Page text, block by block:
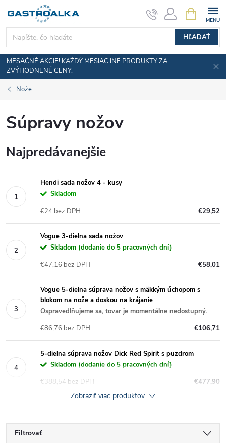
obsah
HĽADAŤ
KOŠÍK
MESAČNÉ AKCIE! KAŽDÝ MESIAC INÉ PRODUKTY ZA
ZVÝHODNENÉ CENY.
Nože
Súpravy nožov
Najpredávanejšie
Hendi sada nožov 4 - kusy
Skladom
€29,52
€24 bez DPH
Vogue 3-dielna sada nožov
Skladom (dodanie do 5 pracovných dní)
€58,01
€47,16 bez DPH
Vogue 5-dielna súprava nožov s mäkkým úchopom s
blokom na nože a doskou na krájanie
Ospravedlňujeme sa, tovar je momentálne nedostupný.
€106,71
€86,76 bez DPH
5-dielna súprava nožov Dick Red Spirit s puzdrom
Skladom (dodanie do 5 pracovných dní)
€477,90
€388,54 bez DPH
Zobraziť viac produktov
Filtrovať